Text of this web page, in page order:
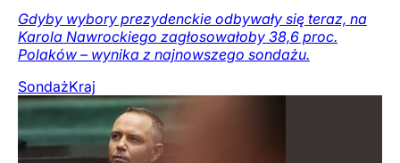
Gdyby wybory prezydenckie odbywały się teraz, na
Karola Nawrockiego zagłosowałoby 38,6 proc.
Polaków – wynika z najnowszego sondażu.
SondażKraj